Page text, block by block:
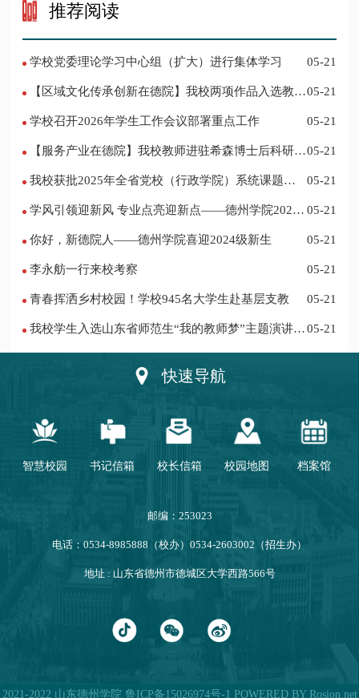
推荐阅读
学校党委理论学习中心组（扩大）进行集体学习 05-21
05-21
学校召开2026年学生工作会议部署重点工作 05-21
05-21
我校获批2025年全省党校（行政学院）系统课题立
05-21
学风引领迎新风 专业点亮迎新点——德州学院2024
05-21
你好，新德院人——德州学院喜迎2024级新生 05-21
李永舫一行来校考察 05-21
青春挥洒乡村校园！学校945名大学生赴基层支教 05-21
我校学生入选山东省师范生“我的教师梦”主题演讲活
05-21
快速导航
智慧校园 书记信箱 校长信箱 校园地图 档案馆
邮编：253023
电话：0534-8985888（校办）0534-2603002（招生办）
地址 : 山东省德州市德城区大学西路566号
2021-2022 山东德州学院鲁ICP备15026974号-1 POWERED BY Rosion.net